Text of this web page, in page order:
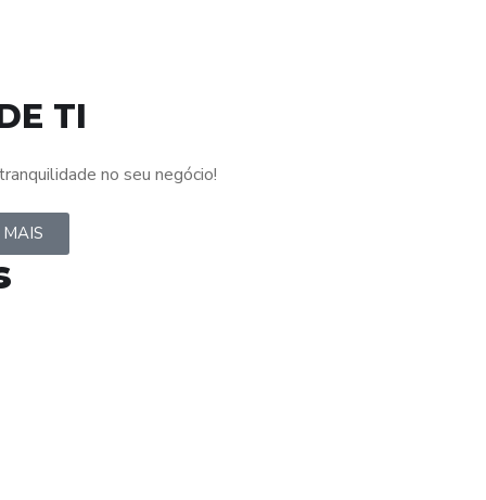
TI
no seu negócio!